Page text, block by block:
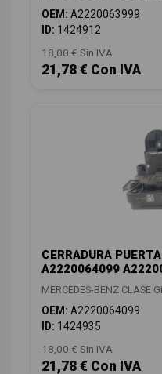
OEM: A2220063999
ID: 1424912
18,00 € Sin IVA
21,78 € Con IVA
CERRADURA
A2220064099
MERCEDES-BENZ CLASE
OEM: A2220064099
ID: 1424935
18,00 € Sin IVA
21,78 € Con IVA